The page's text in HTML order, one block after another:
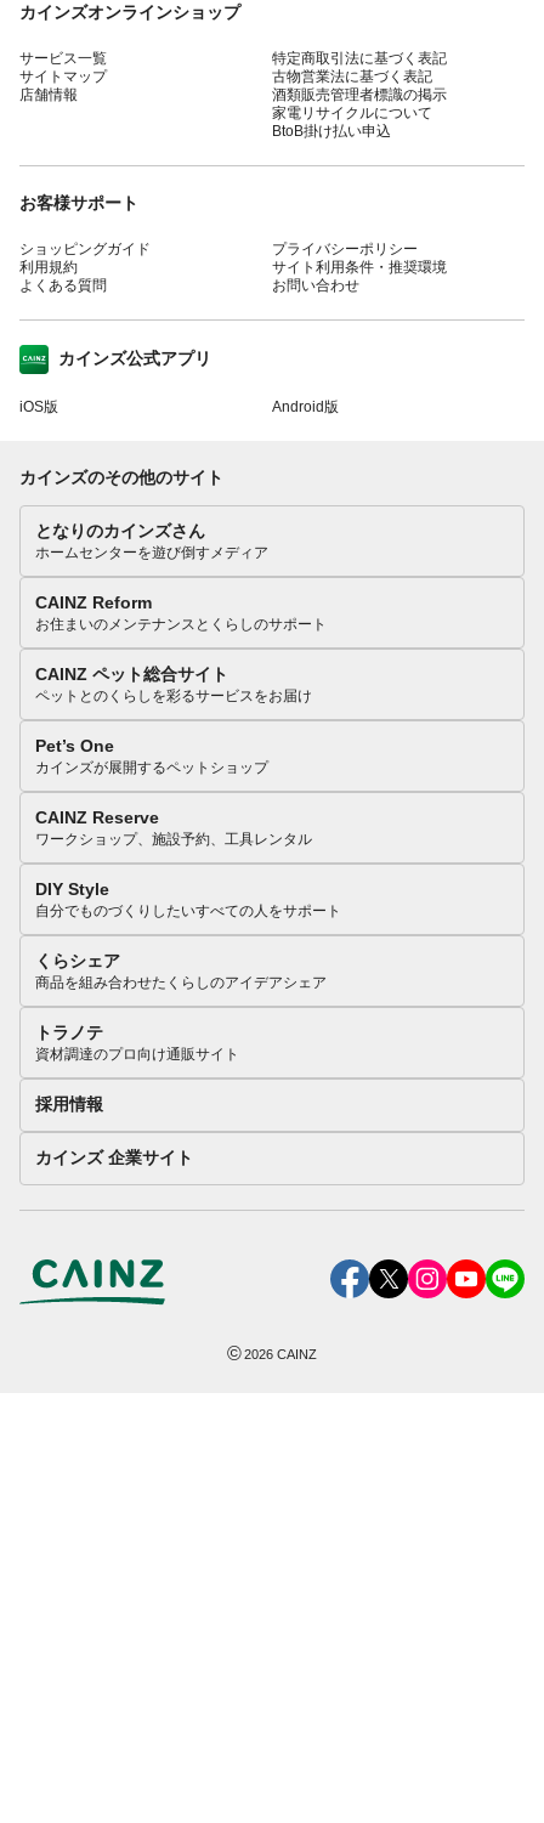
カインズオンラインショップ
サービス一覧
サイトマップ
店舗情報
特定商取引法に基づく表記
古物営業法に基づく表記
酒類販売管理者標識の掲示
家電リサイクルについて
BtoB掛け払い申込
お客様サポート
ショッピングガイド
利用規約
よくある質問
プライバシーポリシー
サイト利用条件・推奨環境
お問い合わせ
カインズ公式アプリ
iOS版 Android版
カインズのその他のサイト
となりのカインズさん
ホームセンターを遊び倒すメディア
CAINZ Reform
お住まいのメンテナンスとくらしのサポート
CAINZ ペット総合サイト
ペットとのくらしを彩るサービスをお届け
Pet’s One
カインズが展開するペットショップ
CAINZ Reserve
ワークショップ、施設予約、工具レンタル
DIY Style
自分でものづくりしたいすべての人をサポート
くらシェア
商品を組み合わせたくらしのアイデアシェア
トラノテ
資材調達のプロ向け通販サイト
採用情報
カインズ 企業サイト
©2026 CAINZ